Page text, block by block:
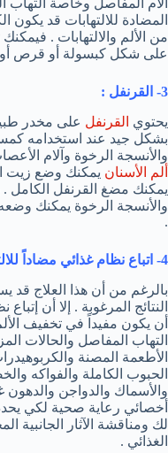
آلام المفاصل وخاصة
المضادة للالتهابات قد يكون
من الألم والالتهابات .
على شكل كبسولة أو قرص
3- القرنفل :
يحتوي القرنفل على مخدر
بشكل جيد عند استخدامه
والأنسجة الرخوة وآلام
ألم الأسنان يمكنك وضع زيت
يمكنك مضغ القرنفل الكامل .
والأنسجة الرخوة يمكنك
.
4- اتباع نظام غذائي مضاداً للالتهابات :
بالرغم من أن هذا العلاج
النتائج المرغوبة . إلا أن
أن يكون مفيداً في تخفيف
التهاب المفاصل والحالات
الأطعمة المصنة
الحبوب الكاملة والفواكه
والأسماك والدواجن
أخصائي رعاية صحية لكي
لك ومناقشة الآثار الجانبية
الغذائي .